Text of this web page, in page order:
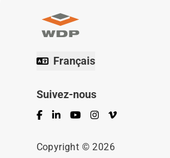
Français
Suivez-nous
Facebook
LinkedInYouTubeInstagram
Vimeo
Copyright © 2026